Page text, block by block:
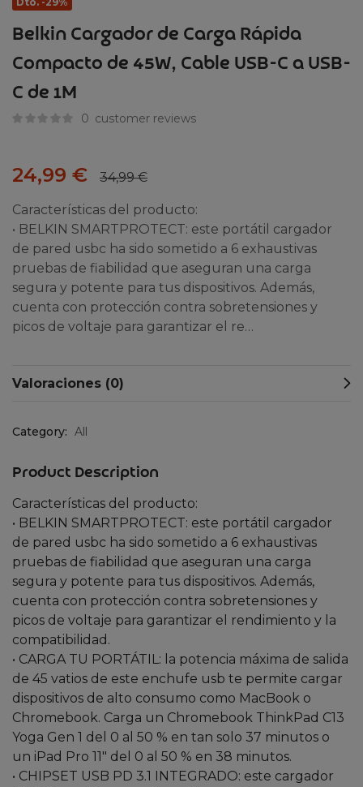
Belkin Cargador de Carga Rápida
Compacto de 45W, Cable USB-C a USB-
C de 1M
0 customer reviews
24,99 € 34,99€
Características del producto:
• BELKIN SMARTPROTECT: este portátil cargador
de pared usbc ha sido sometido a 6 exhaustivas
pruebas de fiabilidad que aseguran una carga
segura y potente para tus dispositivos. Además,
cuenta con protección contra sobretensiones y
picos de voltaje para garantizar el re…
Valoraciones (0)
Category: All
Product Description
Características del producto:
• BELKIN SMARTPROTECT: este portátil cargador
de pared usbc ha sido sometido a 6 exhaustivas
pruebas de fiabilidad que aseguran una carga
segura y potente para tus dispositivos. Además,
cuenta con protección contra sobretensiones y
picos de voltaje para garantizar el rendimiento y la
compatibilidad.
• CARGA TU PORTÁTIL: la potencia máxima de salida
de 45 vatios de este enchufe usb te permite cargar
dispositivos de alto consumo como MacBook o
Chromebook. Carga un Chromebook ThinkPad C13
Yoga Gen 1 del 0 al 50 % en tan solo 37 minutos o
un iPad Pro 11″ del 0 al 50 % en 38 minutos.
• CHIPSET USB PD 3.1 INTEGRADO: este cargador